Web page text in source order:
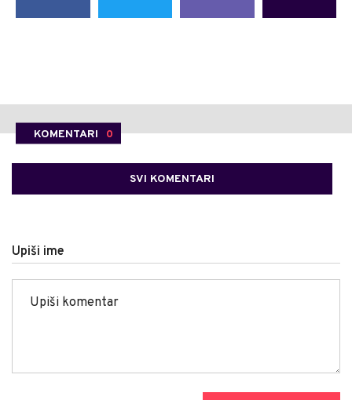
KOMENTARI 0
SVI KOMENTARI
Upiši ime